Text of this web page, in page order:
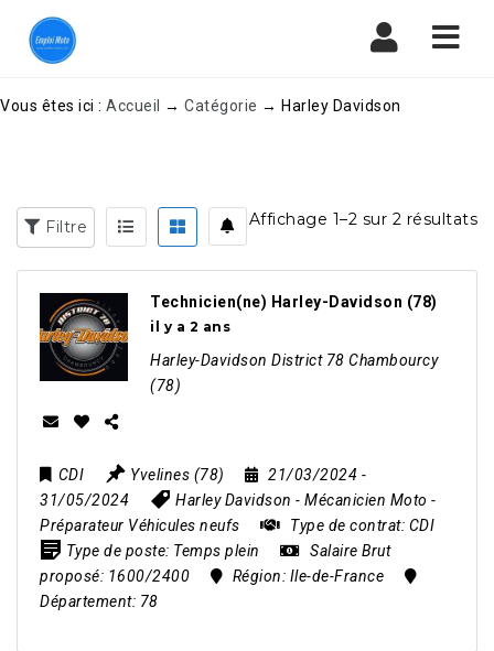
Vous êtes ici : Accueil → Catégorie → Harley Davidson
Filtre Affichage 1–2 sur 2 résultats
Technicien(ne) Harley-Davidson (78)
il y a 2 ans
Harley-Davidson District 78 Chambourcy
(78)
CDI Yvelines (78) 21/03/2024 -
31/05/2024
Harley Davidson - Mécanicien Moto -
Préparateur Véhicules neufs
Type de contrat: CDI
Type de poste: Temps plein
Salaire Brut
proposé: 1600/2400 Région: Ile-de-France
Département: 78